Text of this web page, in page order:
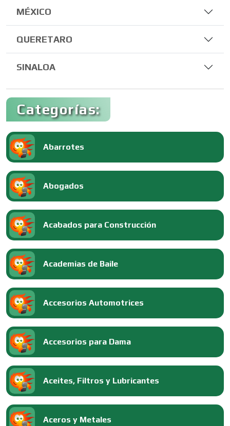
MÉXICO
QUERETARO
SINALOA
Categorías:
Abarrotes
Abogados
Acabados para Construcción
Academias de Baile
Accesorios Automotrices
Accesorios para Dama
Aceites, Filtros y Lubricantes
Aceros y Metales